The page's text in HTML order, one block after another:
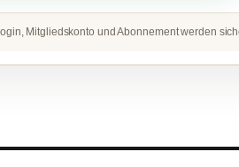
Mitgliedskonto und Abonnement werden